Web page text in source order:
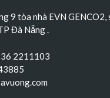
9 tòa nhà EVN
Đà Nẵng.
2211103